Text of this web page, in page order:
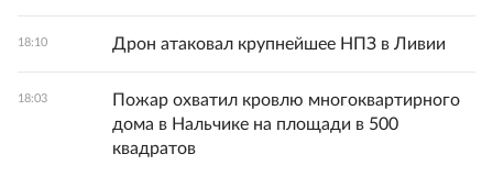
18:10 Дрон атаковал крупнейшее НПЗ в Ливии
18:03
Пожар охватил кровлю многоквартирного
дома в Нальчике на площади в 500
квадратов